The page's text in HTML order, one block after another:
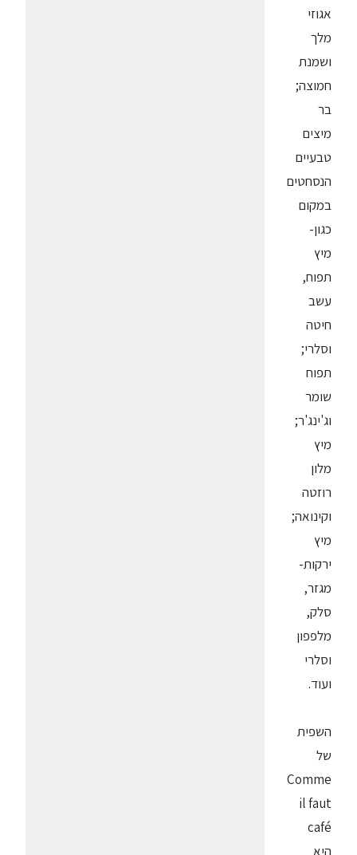
אגוזי
מלך
ושמנת
חמוצה;
בר
מיצים
טבעיים
הנסחטים
במקום
כגון-
מיץ
תפוח,
עשב
חיטה
וסלרי;
תפוח
שומר
וג'ינג'ר;
מיץ
מלון
רוזטה
וקינואה;
מיץ
ירקות-
מגזר,
סלק,
מלפפון
וסלרי
ועוד.
השפית
של
Comme
il faut
café
היא